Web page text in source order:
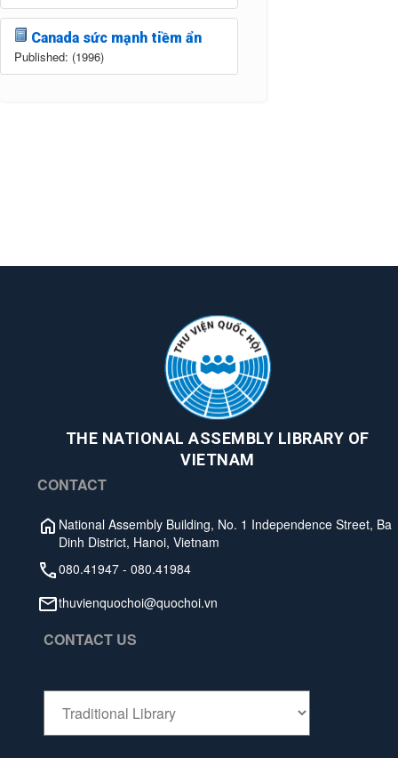
Canada sức mạnh tiềm ẩn
Published: (1996)
THE NATIONAL ASSEMBLY LIBRARY OF
VIETNAM
CONTACT
National Assembly Building, No. 1 Independence Street, Ba
Dinh District, Hanoi, Vietnam
080.41947 - 080.41984
thuvienquochoi@quochoi.vn
CONTACT US